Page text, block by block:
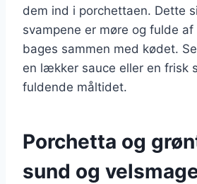
dem ind i porchettaen. Dette
svampene er møre og fulde
bages sammen med kødet.
en lækker sauce eller en frisk
fuldende måltidet.
Porchetta og
sund og